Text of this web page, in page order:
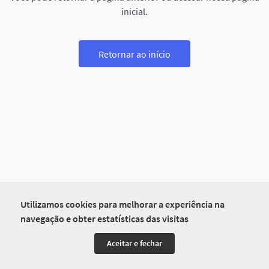
Utilizamos cookies para melhorar a experiência na
navegação e obter estatísticas das visitas
Aceitar e fechar
inicial.
Retornar ao início